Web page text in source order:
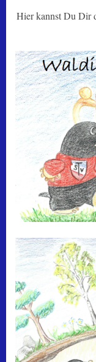
Hier kannst Du Dir